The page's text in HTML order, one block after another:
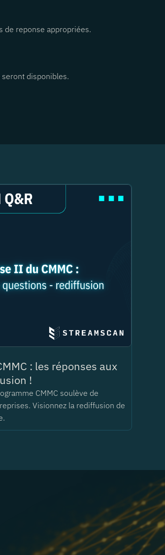
de reponse appropriées.
disponibles.
: les réponses aux
!
CMMC soulève de
Visionnez la rediffusion de